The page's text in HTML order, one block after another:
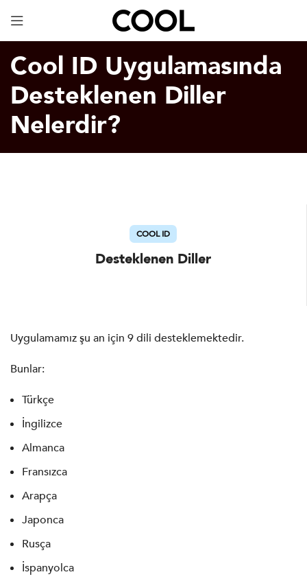
Cool ID Uygulamasında
Desteklenen Diller
Nelerdir?
COOL ID
Desteklenen Diller
Uygulamamız şu an için 9 dili desteklemektedir.
Bunlar:
Türkçe
İngilizce
Almanca
Fransızca
Arapça
Japonca
Rusça
İspanyolca